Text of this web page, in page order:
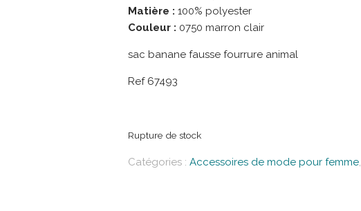
Matière : 100% polyester
Couleur : 0750 marron clair
sac banane fausse fourrure animal
Ref 67493
Rupture de stock
Catégories : Accessoires de mode pour femme,